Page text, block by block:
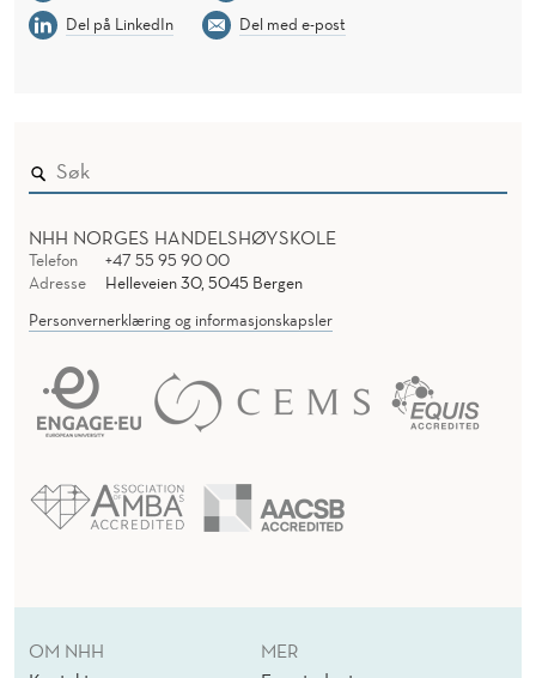
Del på LinkedIn
Del med e-post
NHH NORGES HANDELSHØYSKOLE
Telefon
+47 55 95 90 00
Adresse
Helleveien 30, 5045 Bergen
Personvernerklæring og informasjonskapsler
OM NHH
MER